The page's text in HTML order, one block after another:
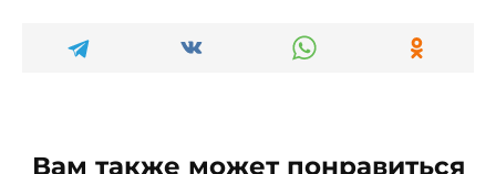
Вам также может понравиться